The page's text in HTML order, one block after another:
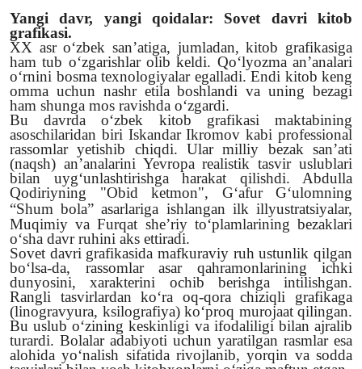
Yangi davr, yangi qoidalar: Sovet davri kitob
grafikasi.
XX asr o‘zbek san’atiga, jumladan, kitob grafikasiga
ham tub o‘zgarishlar olib keldi. Qo‘lyozma an’analari
o‘rnini bosma texnologiyalar egalladi. Endi kitob keng
omma uchun nashr etila boshlandi va uning bezagi
ham shunga mos ravishda o‘zgardi.
Bu davrda o‘zbek kitob grafikasi maktabining
asoschilaridan biri Iskandar Ikromov kabi professional
rassomlar yetishib chiqdi. Ular milliy bezak san’ati
(naqsh) an’analarini Yevropa realistik tasvir uslublari
bilan uyg‘unlashtirishga harakat qilishdi. Abdulla
Qodiriyning "Obid ketmon", G‘afur G‘ulomning
“Shum bola” asarlariga ishlangan ilk illyustratsiyalar,
Muqimiy va Furqat she’riy to‘plamlarining bezaklari
o‘sha davr ruhini aks ettiradi.
Sovet davri grafikasida mafkuraviy ruh ustunlik qilgan
bo‘lsa-da, rassomlar asar qahramonlarining ichki
dunyosini, xarakterini ochib berishga intilishgan.
Rangli tasvirlardan ko‘ra oq-qora chiziqli grafikaga
(linogravyura, ksilografiya) ko‘proq murojaat qilingan.
Bu uslub o‘zining keskinligi va ifodaliligi bilan ajralib
turardi. Bolalar adabiyoti uchun yaratilgan rasmlar esa
alohida yo‘nalish sifatida rivojlanib, yorqin va sodda